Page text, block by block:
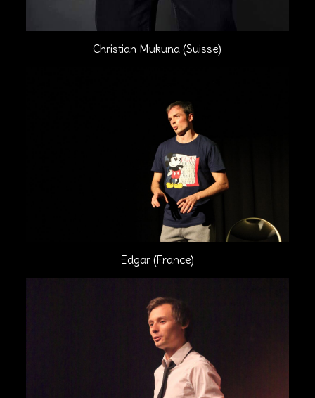
Christian Mukuna (Suisse)
Edgar (France)